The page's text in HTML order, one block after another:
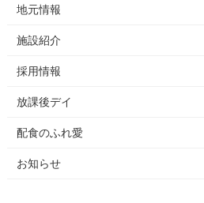
地元情報
施設紹介
採用情報
放課後デイ
配食のふれ愛
お知らせ